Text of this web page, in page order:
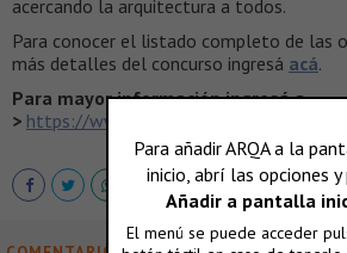
acercando la arquitectura a todos.
Para conocer el listado completo de las
más detalles del concurso ingresá acá.
Para mayor información ingresá a
> https://www.miesarch.com/